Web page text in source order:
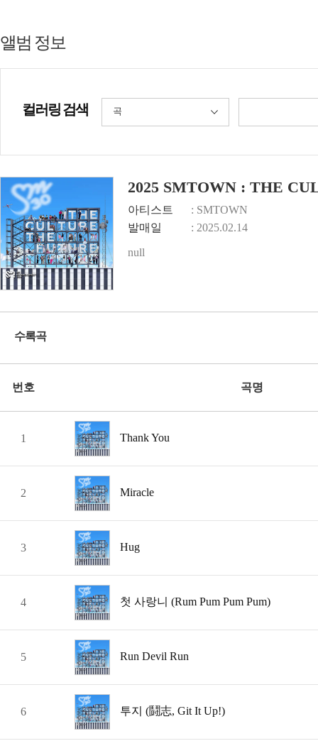
앨범 정보
컬러링 검색 곡
2025 SMTOWN : THE
아티스트
: SMTOWN
발매일
: 2025.02.14
null
수록곡
번호 곡명
1 Thank You
2 Miracle
3 Hug
4 첫 사랑니 (Rum Pum Pum Pum)
5 Run Devil Run
6 투지 (鬪志, Git It Up!)